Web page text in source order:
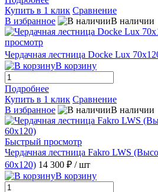
Купить в 1 клик Сравнение
В избранное
В наличии
просмотр
Чердачная лестница Docke Lux
В корзину
Подробнее
Купить в 1 клик Сравнение
В избранное
В наличии
Быстрый просмотр
Чердачная лестница Fakro LWS
60х120) 14 300 ₽ / шт
В корзину